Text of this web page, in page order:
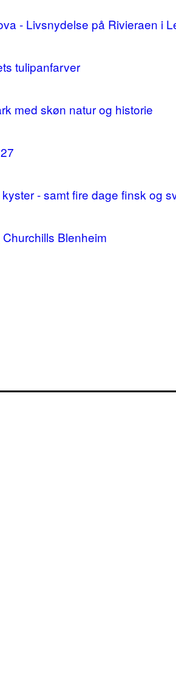
- Livsnydelse på Rivieraen i
tulipanfarver
med skøn natur og historie
- samt fire dage finsk og
Blenheim